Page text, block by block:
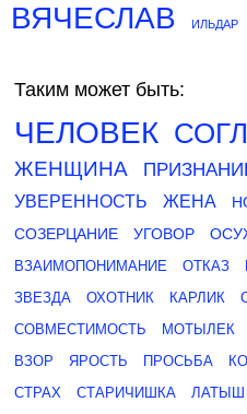
ВЯЧЕСЛАВ ИЛЬДАР
Таким может быть:
ЧЕЛОВЕК
ЖЕНЩИНА
УВЕРЕННОСТЬ
ЖЕНА
СОЗЕРЦАНИЕ
УГОВОР
ВЗАИМОПОНИМАНИЕ ОТКАЗ
ЗВЕЗДА
ОХОТНИК КАРЛИК
СОВМЕСТИМОСТЬ
МОТЫЛЕК
ВЗОР
ЯРОСТЬ ПРОСЬБА
СТРАХ
СТАРИЧИШКА ЛАТЫШ